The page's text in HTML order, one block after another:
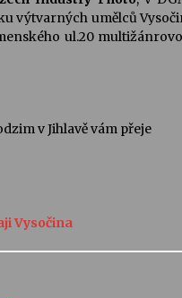
výtvarných umělců
ul.20
v Jihlavě vám přeje
Vysočina